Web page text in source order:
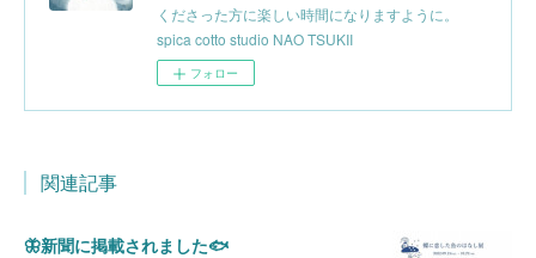
くださった方に楽しい時間になりますように。
spica cotto studio NAO TSUKII
フォロー
関連記事
🦋新聞に掲載されました🐟